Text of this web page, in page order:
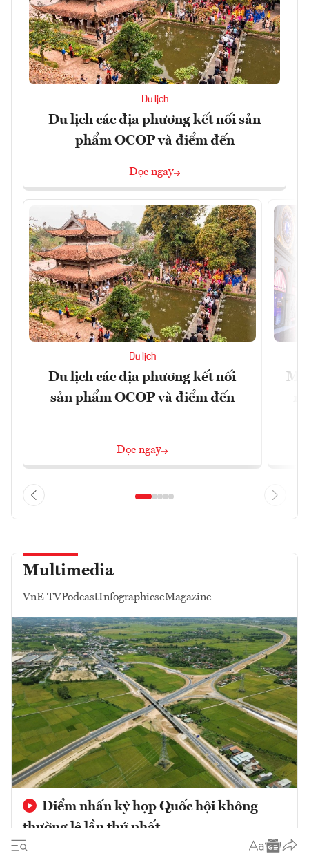
Du lịch
Du lịch các địa phương kết nối sản
phẩm OCOP và điểm đến
Đọc ngay
Du lịch
Du lịch các địa phương kết nối
sản phẩm OCOP và điểm đến
Đọc ngay
Multimedia
VnE TVPodcastInfographicseMagazine
Điểm nhấn kỳ họp Quốc hội không
thường lệ lần thứ nhất